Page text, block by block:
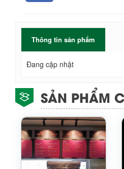
Thông tin sản phẩm
Đang cập nhật
SẢN PHẨM